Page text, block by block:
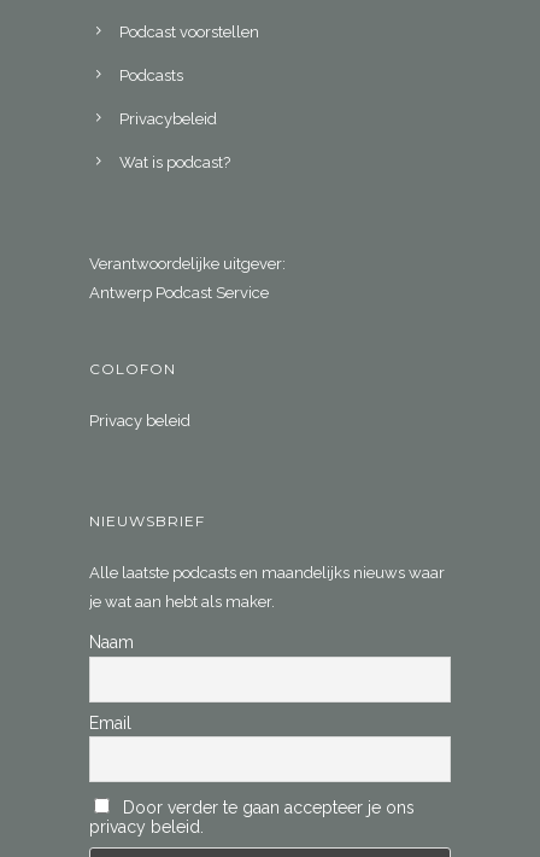
Podcast voorstellen
Podcasts
Privacybeleid
Wat is podcast?
Verantwoordelijke uitgever:
Antwerp Podcast Service
COLOFON
Privacy beleid
NIEUWSBRIEF
Alle laatste podcasts en maandelijks nieuws waar
je wat aan hebt als maker.
Naam
Email
Door verder te gaan accepteer je ons
privacy beleid.